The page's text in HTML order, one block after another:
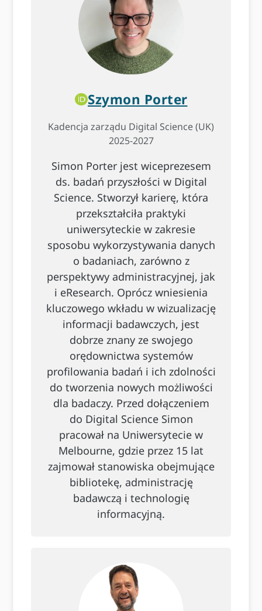
Szymon Porter
Kadencja zarządu Digital Science (UK)
2025-2027
Simon Porter jest wiceprezesem
ds. badań przyszłości w Digital
Science. Stworzył karierę, która
przekształciła praktyki
uniwersyteckie w zakresie
sposobu wykorzystywania danych
o badaniach, zarówno z
perspektywy administracyjnej, jak
i eResearch. Oprócz wniesienia
kluczowego wkładu w wizualizację
informacji badawczych, jest
dobrze znany ze swojego
orędownictwa systemów
profilowania badań i ich zdolności
do tworzenia nowych możliwości
dla badaczy. Przed dołączeniem
do Digital Science Simon
pracował na Uniwersytecie w
Melbourne, gdzie przez 15 lat
zajmował stanowiska obejmujące
bibliotekę, administrację
badawczą i technologię
informacyjną.